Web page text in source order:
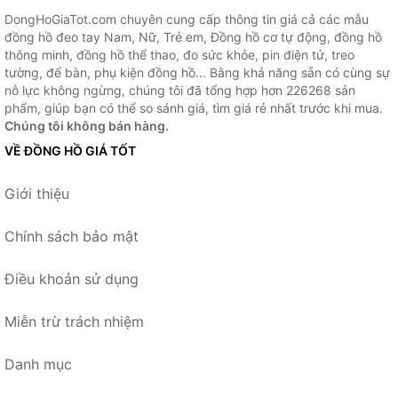
DongHoGiaTot.com chuyên cung cấp thông tin giá cả các mẫu
đồng hồ đeo tay Nam, Nữ, Trẻ em, Đồng hồ cơ tự động, đồng hồ
thông minh, đồng hồ thể thao, đo sức khỏe, pin điện tử, treo
tường, để bàn, phụ kiện đồng hồ... Bằng khả năng sẵn có cùng sự
nỗ lực không ngừng, chúng tôi đã tổng hợp hơn 226268 sản
phẩm, giúp bạn có thể so sánh giá, tìm giá rẻ nhất trước khi mua.
Chúng tôi không bán hàng.
VỀ ĐỒNG HỒ GIÁ TỐT
Giới thiệu
Chính sách bảo mật
Điều khoản sử dụng
Miễn trừ trách nhiệm
Danh mục